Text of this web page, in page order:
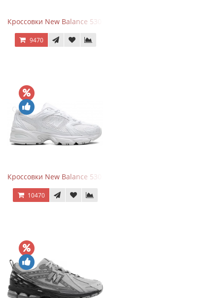
Кроссовки New Balance 530 Festival Pack Clay
9470
Кроссовки New Balance 530 Total White Silver
10470